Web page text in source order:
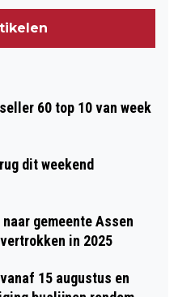
60 top 10 van week
dit weekend
gemeente Assen
in 2025
15 augustus en